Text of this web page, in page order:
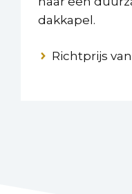
dakkapel.
Richtprijs